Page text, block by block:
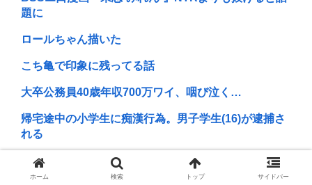
題に
ロールちゃん描いた
こち亀で印象に残ってる話
大卒公務員40歳年収700万ワイ、咽び泣く…
帰宅途中の小学生に痴漢行為。男子学生(16)が逮捕さ
れる
【プロレス】長州小力 西口DXプロレス8月大会でリン
グ復帰 対戦相手はクロちゃん 道交法違反の疑...
ホーム 検索 トップ サイドバー